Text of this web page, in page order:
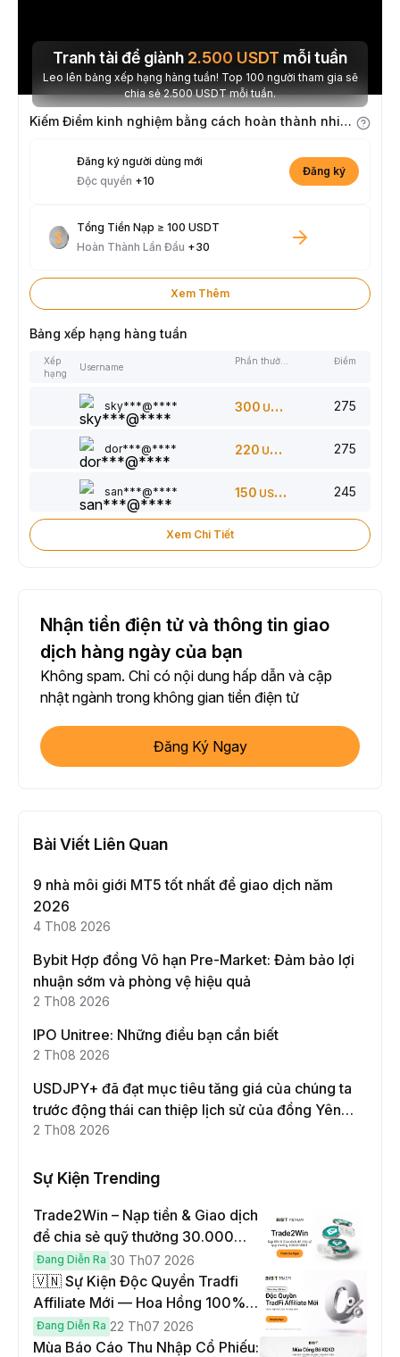
Tranh tài để giành 2.500 USDT mỗi tuần
Leo lên bảng xếp hạng hàng tuần! Top 100 người tham gia sẽ
chia sẻ 2.500 USDT mỗi tuần.
Kiếm Điểm kinh nghiệm bằng cách hoàn thành nhiệm vụ
Đăng ký người dùng mới
Độc quyền +10
Đăng ký
Tổng Tiền Nạp ≥ 100 USDT
Hoàn Thành Lần Đầu +30
Xem Thêm
Bảng xếp hạng hàng tuần
Xếp
hạng
Username
Điểm
sky***@**** 300 USDT 275
dor***@**** 220 USDT 275
san***@**** 150 USDT 245
Xem Chi Tiết
Nhận tiền điện tử và thông tin giao
dịch hàng ngày của bạn
Không spam. Chỉ có nội dung hấp dẫn và cập
nhật ngành trong không gian tiền điện tử
Đăng Ký Ngay
Bài Viết Liên Quan
9 nhà môi giới MT5 tốt nhất để giao dịch năm
2026
4 Th08 2026
Bybit Hợp đồng Vô hạn Pre-Market: Đảm bảo lợi
nhuận sớm và phòng vệ hiệu quả
2 Th08 2026
IPO Unitree: Những điều bạn cần biết
2 Th08 2026
USDJPY+ đã đạt mục tiêu tăng giá của chúng ta
trước động thái can thiệp lịch sử của đồng Yên
Nhật!
2 Th08 2026
Sự Kiện Trending
Trade2Win – Nạp tiền & Giao dịch
để chia sẻ quỹ thưởng 30.000
USDT
Đang Diễn Ra 30 Th07 2026
🇻🇳 Sự Kiện Độc Quyền Tradfi
Affiliate Mới — Hoa Hồng 100% &
Hoàn Phí Qua Đêm
Đang Diễn Ra 22 Th07 2026
Mùa Báo Cáo Thu Nhập Cổ Phiếu: